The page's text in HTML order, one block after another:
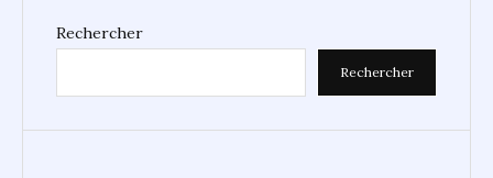
Rechercher
Rechercher